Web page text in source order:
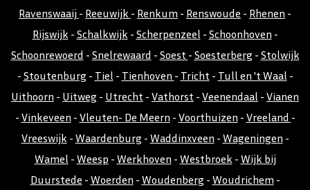
Ravenswaaij - Reeuwijk - Renkum - Renswoude - Rhenen -
Rijswijk - Schalkwijk - Scherpenzeel - Schoonhoven -
Schoonrewoerd - Snelrewaard - Soest - Soesterberg - Stolwijk
- Stoutenburg - Tiel - Tienhoven - Tricht - Tull en 't Waal -
Uithoorn - Uitweg - Utrecht - Vathorst - Veenendaal - Vianen
- Vinkeveen - Vleuten- De Meern - Voorthuizen - Vreeland -
Vreeswijk - Waardenburg - Waddinxveen - Wageningen -
Wamel - Weesp - Werkhoven - Westbroek - Wijk bij
Duurstede - Woerden - Woudenberg - Woudrichem -